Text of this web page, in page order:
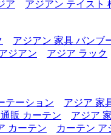
ア アジアン テイスト
アジアン 家具 バンブ
ジアン アジア ラック
テーション
アジア 家
販 カーテン
アジア
カーテン
カーテン ア